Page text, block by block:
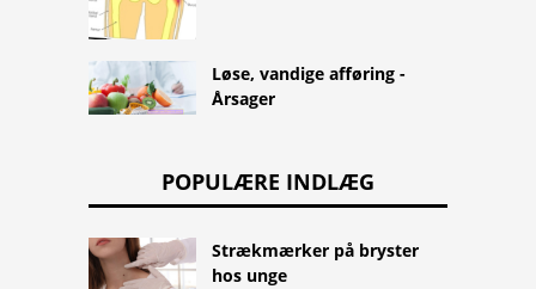
Løse, vandige afføring -
Årsager
POPULÆRE INDLÆG
Strækmærker på bryster
hos unge